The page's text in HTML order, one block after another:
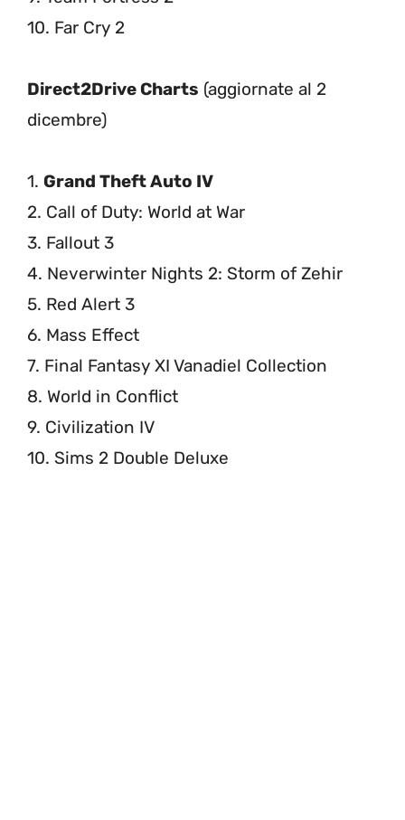
10. Far Cry 2
Direct2Drive Charts (aggiornate al 2
dicembre)
1. Grand Theft Auto IV
2. Call of Duty: World at War
3. Fallout 3
4. Neverwinter Nights 2: Storm of Zehir
5. Red Alert 3
6. Mass Effect
7. Final Fantasy XI Vanadiel Collection
8. World in Conflict
9. Civilization IV
10. Sims 2 Double Deluxe